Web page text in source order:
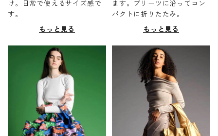
け。日常で使えるサイズ感で
す。
もっと見る
ます。プリーツに沿ってコン
パクトに折りたたみ。
もっと見る